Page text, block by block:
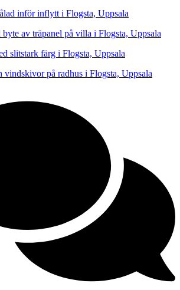
inför inflytt i Flogsta, Uppsala
byte av träpanel på villa i Flogsta, Uppsala
slitstark färg i Flogsta, Uppsala
på radhus i Flogsta, Uppsala